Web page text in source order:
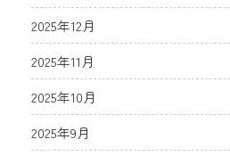
2025年12月
2025年11月
2025年10月
2025年9月